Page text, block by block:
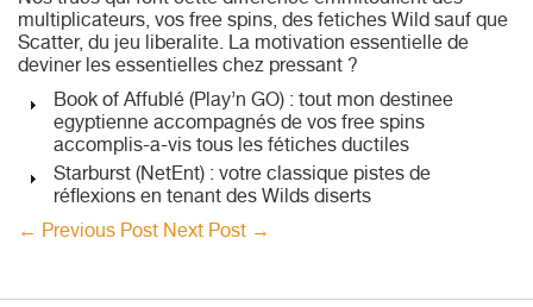
multiplicateurs, vos free spins, des fetiches Wild sauf que
Scatter, du jeu liberalite. La motivation essentielle de
deviner les essentielles chez pressant ?
Book of Affublé (Play’n GO) : tout mon destinee
egyptienne accompagnés de vos free spins
accomplis-a-vis tous les fétiches ductiles
Starburst (NetEnt) : votre classique pistes de
réflexions en tenant des Wilds diserts
← Previous Post Next Post →